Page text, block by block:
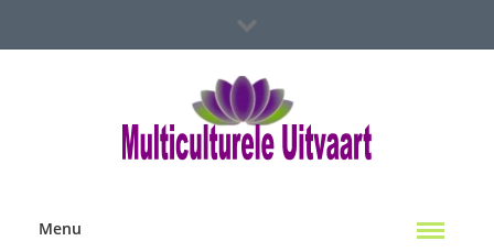
Spoed Hulp Nodig?
Multiculterele Uitvaart Locaties
Contact Ons
Menu